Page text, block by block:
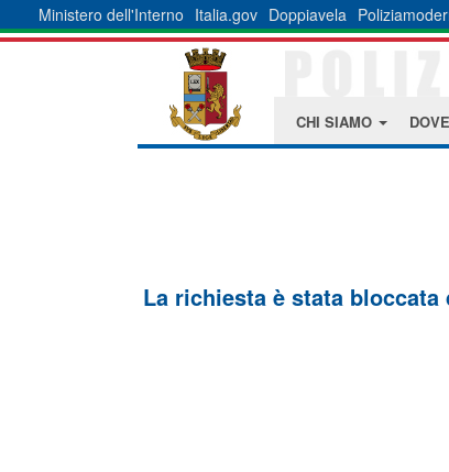
Ministero dell'Interno Italia.gov Doppiavela
CHI SIAMO
La richiesta è stata